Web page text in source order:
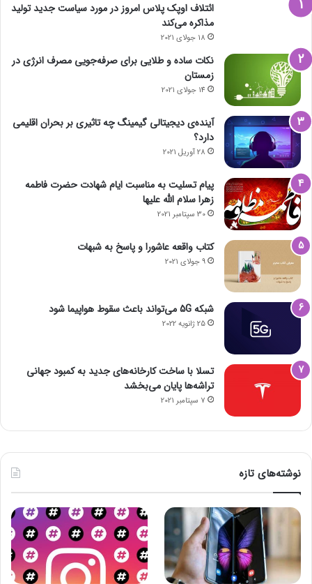
ائتلاف اوپک پلاس امروز در مورد سیاست جدید تولید
مذاکره می‌کند
18 جولای 2021
نکات ساده و طلایی برای صرفه‌جویی مصرف انرژی در
زمستان
14 جولای 2021
آینده‌ی دیجیتالی گیمینگ چه تاثیری بر بحران اقلیمی
دارد؟
28 آوریل 2021
پیام تسلیت به مناسبت ایام شهادت حضرت فاطمه
زهرا سلام الله علیها
30 سپتامبر 2021
کتاب واقعه عاشورا و پاسخ به شبهات
9 جولای 2021
شبکه 5G می‌تواند باعث سقوط هواپیما شود
25 ژانویه 2022
تسلا با ساخت کارخانه‌های جدید به کمبود جهانی
تراشه‌ها پایان می‌بخشد
7 سپتامبر 2021
نوشته‌های تازه